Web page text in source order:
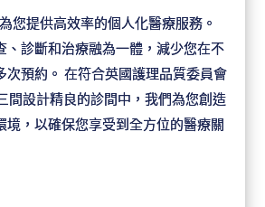
您提供高效率的個人化醫療服務。
、診斷和治療融為一體，減少您在不
次預約。 在符合英國護理品質委員會
間設計精良的診間中，我們為您創造
境，以確保您享受到全方位的醫療關